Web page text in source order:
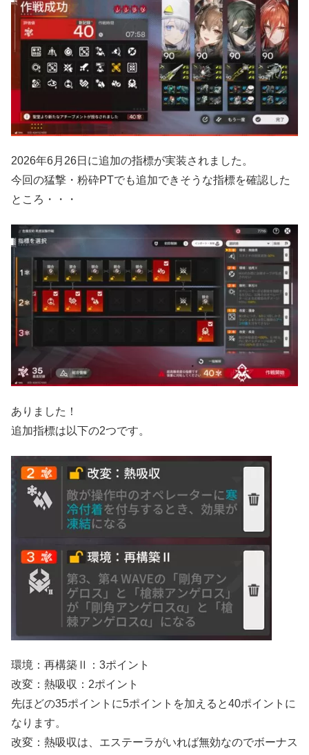
2026年6月26日に追加の指標が実装されました。
今回の猛撃・粉砕PTでも追加できそうな指標を確認した
ところ・・・
ありました！
追加指標は以下の2つです。
環境：再構築Ⅱ：3ポイント
改変：熱吸収：2ポイント
先ほどの35ポイントに5ポイントを加えると40ポイントに
なります。
改変：熱吸収は、エステーラがいれば無効なのでボーナス